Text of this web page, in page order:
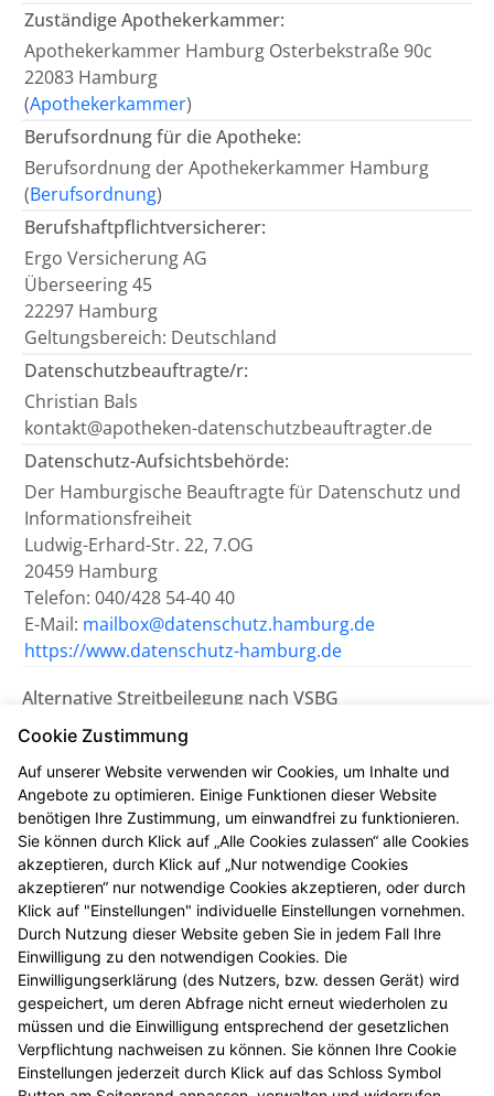
Zuständige Apothekerkammer:
Apothekerkammer Hamburg Osterbekstraße 90c
22083 Hamburg
(Apothekerkammer)
Berufsordnung für die Apotheke:
Berufsordnung der Apothekerkammer Hamburg
(Berufsordnung)
Berufshaftpflichtversicherer:
Ergo Versicherung AG
Überseering 45
22297 Hamburg
Geltungsbereich: Deutschland
Datenschutzbeauftragte/r:
Christian Bals
kontakt@apotheken-datenschutzbeauftragter.de
Datenschutz-Aufsichtsbehörde:
Der Hamburgische Beauftragte für Datenschutz und
Informationsfreiheit
Ludwig-Erhard-Str. 22, 7.OG
20459 Hamburg
Telefon: 040/428 54-40 40
E-Mail: mailbox@datenschutz.hamburg.de
https://www.datenschutz-hamburg.de
Alternative Streitbeilegung nach VSBG
Wir sind bemüht, eventuelle
Meinungsverschiedenheiten aus unserem Vertrag
einvernehmlich beizulegen. Uns erreichen Sie dazu
auch per E-Mail untermichel-apotheke@t-online.de
Wir nehmen nicht an einem
Streitbeilegungsverfahren vor einer
Verbraucherschlichtungsstelle teil.
Zuständig ist die Universalschlichtungsstelle des
Zentrums für Schlichtung e.V., Straßburger Straße 8,
77694 Kehl am Rhein (https://www.verbraucher-
schlichter.de).
Cookie Zustimmung
Auf unserer Website verwenden wir Cookies, um Inhalte und
Angebote zu optimieren. Einige Funktionen dieser Website
benötigen Ihre Zustimmung, um einwandfrei zu funktionieren.
Sie können durch Klick auf „Alle Cookies zulassen“ alle Cookies
akzeptieren, durch Klick auf „Nur notwendige Cookies
akzeptieren“ nur notwendige Cookies akzeptieren, oder durch
Klick auf "Einstellungen" individuelle Einstellungen vornehmen.
Durch Nutzung dieser Website geben Sie in jedem Fall Ihre
Einwilligung zu den notwendigen Cookies. Die
Einwilligungserklärung (des Nutzers, bzw. dessen Gerät) wird
gespeichert, um deren Abfrage nicht erneut wiederholen zu
müssen und die Einwilligung entsprechend der gesetzlichen
Verpflichtung nachweisen zu können. Sie können Ihre Cookie
Einstellungen jederzeit durch Klick auf das Schloss Symbol